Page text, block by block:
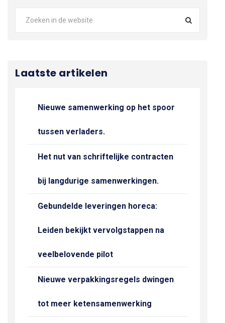
Laatste artikelen
Nieuwe samenwerking op het spoor
tussen verladers.
Het nut van schriftelijke contracten
bij langdurige samenwerkingen.
Gebundelde leveringen horeca:
Leiden bekijkt vervolgstappen na
veelbelovende pilot
Nieuwe verpakkingsregels dwingen
tot meer ketensamenwerking